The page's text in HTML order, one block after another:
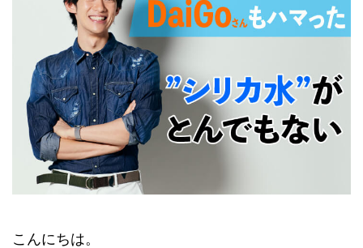
こんにちは。